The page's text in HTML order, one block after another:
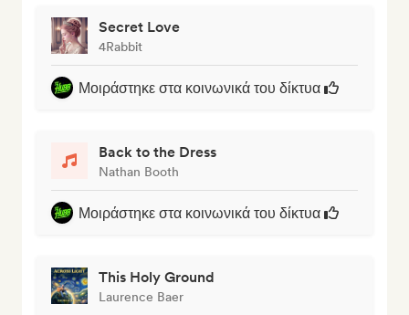
Secret Love
4Rabbit
Μοιράστηκε στα κοινωνικά του δίκτυα
Back to the Dress
Nathan Booth
Μοιράστηκε στα κοινωνικά του δίκτυα
This Holy Ground
Laurence Baer